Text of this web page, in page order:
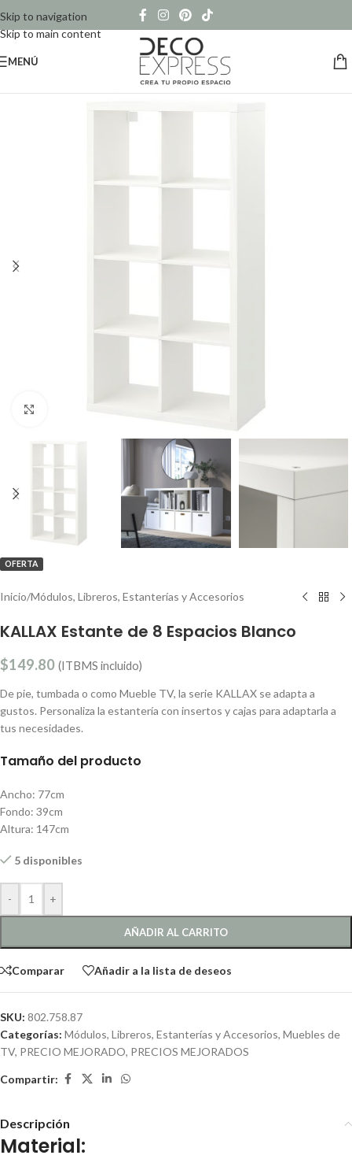
Skip to navigation
Skip to main content
MENÚ
OFERTA
Inicio/Módulos, Libreros, Estanterías y Accesorios
KALLAX Estante de 8 Espacios Blanco
$149.80 (ITBMS incluido)
De pie, tumbada o como Mueble TV, la serie KALLAX se adapta a
gustos. Personaliza la estantería con insertos y cajas para adaptarla a
tus necesidades.
Tamaño del producto
Ancho: 77cm
Fondo: 39cm
Altura: 147cm
5 disponibles
- +
AÑADIR AL CARRITO
Comparar Añadir a la lista de deseos
SKU: 802.758.87
Categorías: Módulos, Libreros, Estanterías y Accesorios, Muebles de
TV, PRECIO MEJORADO, PRECIOS MEJORADOS
Compartir:
Descripción
Material: